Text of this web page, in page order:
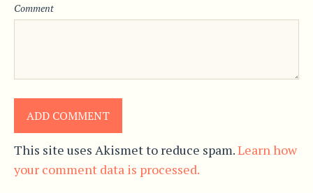
Comment
This site uses Akismet to reduce spam.Learn how
your comment data is processed.